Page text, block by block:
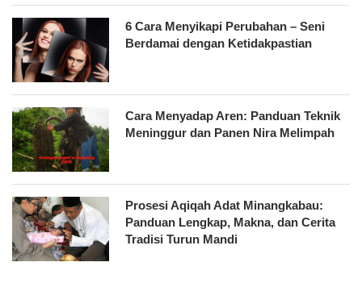
6 Cara Menyikapi Perubahan – Seni
Berdamai dengan Ketidakpastian
Cara Menyadap Aren: Panduan Teknik
Meninggur dan Panen Nira Melimpah
Prosesi Aqiqah Adat Minangkabau:
Panduan Lengkap, Makna, dan Cerita
Tradisi Turun Mandi